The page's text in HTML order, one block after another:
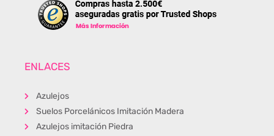
ENLACES
Azulejos
Suelos Porcelánicos Imitación Madera
Azulejos imitación Piedra